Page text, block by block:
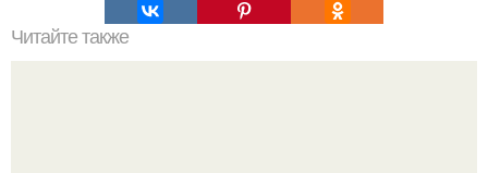
Читайте также